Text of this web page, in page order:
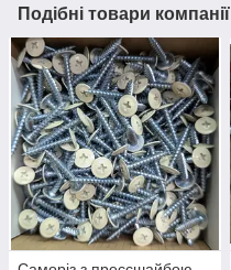
Подібні товари компанії